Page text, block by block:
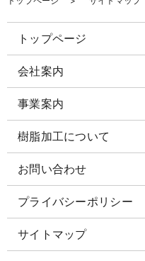
トップページ
会社案内
事業案内
樹脂加工について
お問い合わせ
プライバシーポリシー
サイトマップ